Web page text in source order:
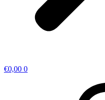
€0,00 0